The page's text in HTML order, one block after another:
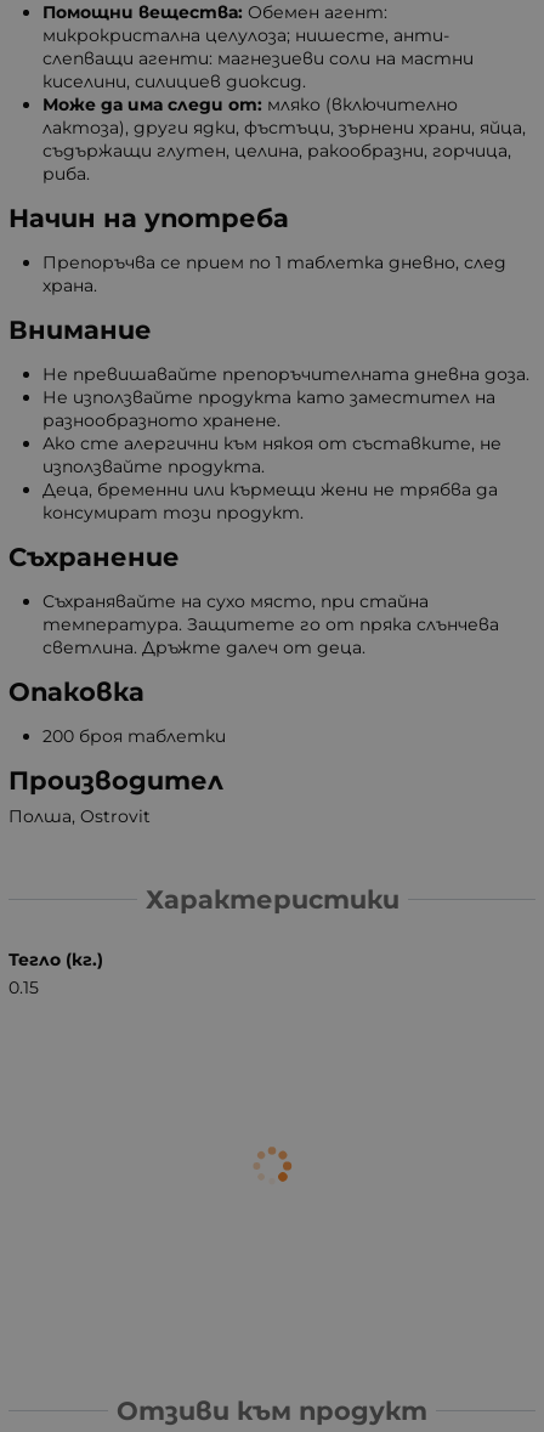
Помощни вещества: Обемен агент:
микрокристална целулоза; нишесте, анти-
слепващи агенти: магнезиеви соли на мастни
киселини, силициев диоксид.
Може да има следи от: мляко (включително
лактоза), други ядки, фъстъци, зърнени храни, яйца,
съдържащи глутен, целина, ракообразни, горчица,
риба.
Начин на употреба
Препоръчва се прием по 1 таблетка дневно, след
храна.
Внимание
Не превишавайте препоръчителната дневна доза.
Не използвайте продукта като заместител на
разнообразното хранене.
Ако сте алергични към някоя от съставките, не
използвайте продукта.
Деца, бременни или кърмещи жени не трябва да
консумират този продукт.
Съхранение
Съхранявайте на сухо място, при стайна
температура. Защитете го от пряка слънчева
светлина. Дръжте далеч от деца.
Опаковка
200 броя таблетки
Производител
Полша, Ostrovit
Характеристики
Тегло (кг.)
0.15
Отзиви към продукт